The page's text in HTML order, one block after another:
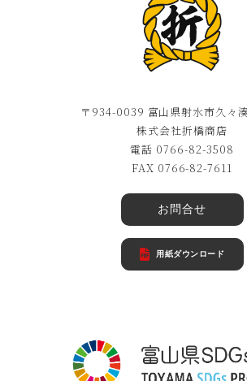
〒934-0039 富山県射水市久々
株式会社折橋商店
電話 0766-82-3508
FAX 0766-82-7611
お問合せ
用紙ダウンロード